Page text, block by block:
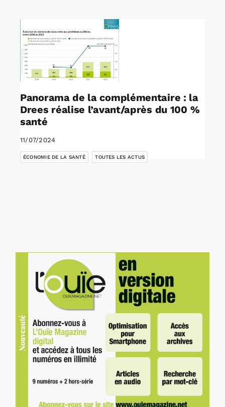
Annonces emploi
Panorama de la complémentaire : la
Drees réalise l’avant/après du 100 %
santé
11/07/2024
ÉCONOMIE DE LA SANTÉ TOUTES LES ACTUS